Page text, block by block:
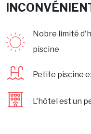
Nobre limité
piscine
Petite piscine
L'hôtel est un